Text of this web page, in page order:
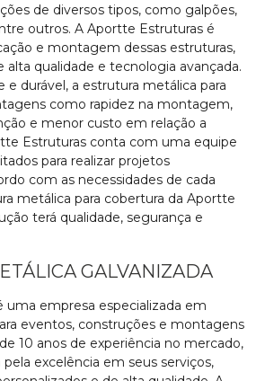
de diversos tipos, como galpões,
outros. A Aportte Estruturas é
e montagem dessas estruturas,
alta qualidade e tecnologia avançada.
e durável, a estrutura metálica para
como rapidez na montagem,
e menor custo em relação a
Estruturas conta com uma equipe
para realizar projetos
com as necessidades de cada
metálica para cobertura da Aportte
terá qualidade, segurança e
GALVANIZADA
uma empresa especializada em
eventos, construções e montagens
10 anos de experiência no mercado,
excelência em seus serviços,